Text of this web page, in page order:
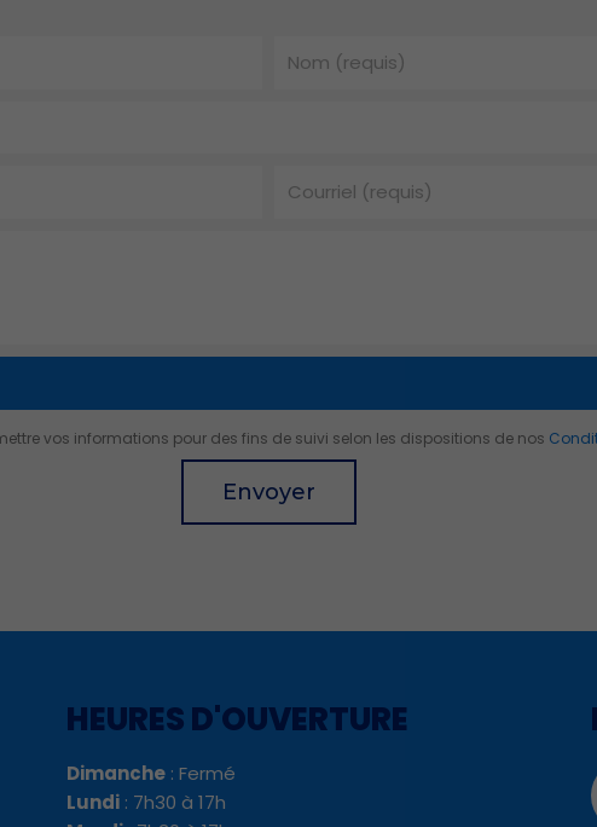
vos informations pour des fins de suivi selon les dispositions de nos
Envoyer
HEURES D'OUVERTURE
Dimanche : Fermé
Lundi : 7h30 à 17h